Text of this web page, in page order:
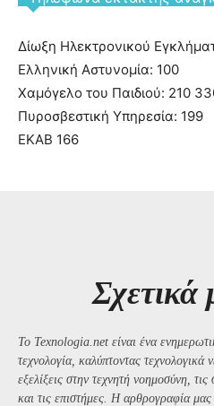
Δίωξη Ηλεκτρονικού
Ελληνική Αστυνομία: 100
Χαμόγελο του Παιδιού: 210
Πυροσβεστική Υπηρεσία: 199
ΕΚΑΒ 166
Σχετικά
Το Texnologia.net είναι ένα
τεχνολογία, καλύπτοντας τεχνολογικά
εξελίξεις στην τεχνητή νοημοσύνη,
και τις επιστήμες. Η αρθρογραφία μας